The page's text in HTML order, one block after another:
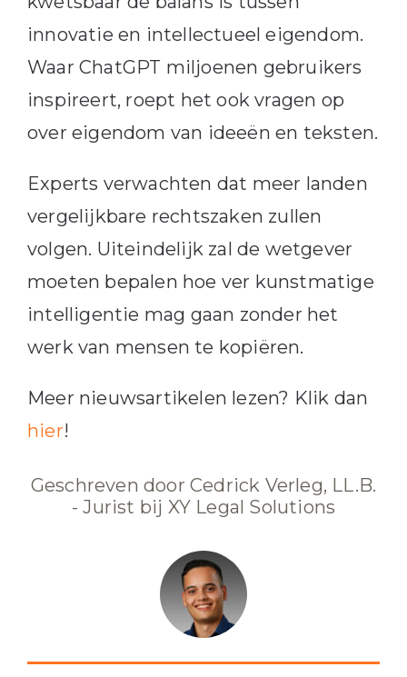
innovatie en intellectueel eigendom.
Waar ChatGPT miljoenen gebruikers
inspireert, roept het ook vragen op
over eigendom van ideeën en teksten.
Experts verwachten dat meer landen
vergelijkbare rechtszaken zullen
volgen. Uiteindelijk zal de wetgever
moeten bepalen hoe ver kunstmatige
intelligentie mag gaan zonder het
werk van mensen te kopiëren.
Meer nieuwsartikelen lezen? Klik dan
hier!
Geschreven door Cedrick Verleg, LL.B.
- Jurist bij XY Legal Solutions